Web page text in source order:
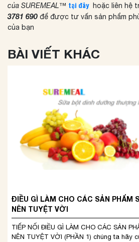
của SUREMEAL™ tại đây hoặc liên hệ
3781 690 để được tư vấn sản phẩm
của bạn
BÀI VIẾT KHÁC
ĐIỀU GÌ LÀM CHO CÁC SẢN PHẨM
NÊN TUYỆT VỜI
TIẾP NỐI ĐIỀU GÌ LÀM CHO CÁC SẢN
NÊN TUYỆT VỜI (PHẦN 1) chúng ta hãy